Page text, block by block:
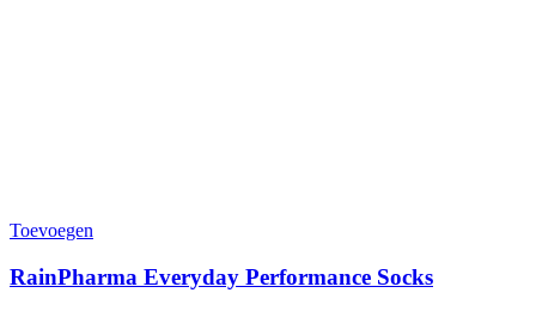
Toevoegen
RainPharma Everyday Performance Socks